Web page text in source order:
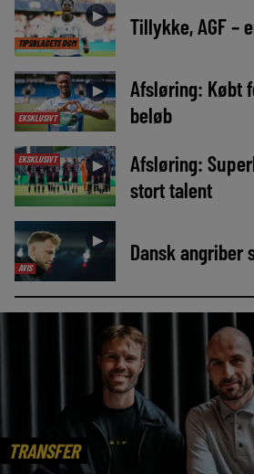
TIPSBLADETS DOM
► Tillykke, AGF –
EKSKLUSIVT
►
Afsløring: Købt
beløb
EKSKLUSIVT ►
Afsløring:
stort talent
AVIS
► Dansk angriber
TRANSFER